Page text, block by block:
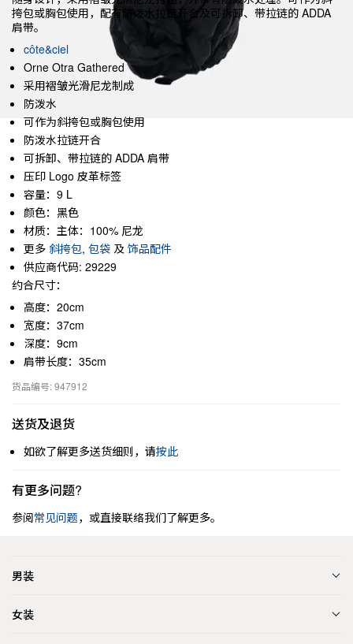
挎包或胸包使用，配有防泼水拉链开合及可拆卸、带拉链的 ADDA
肩带。
côte&ciel
Orne Otra Gathered
采用褶皱光滑尼龙制成
防泼水
可作为斜挎包或胸包使用
防泼水拉链开合
可拆卸、带拉链的 ADDA 肩带
压印 Logo 皮革标签
容量：9 L
颜色：黑色
材质：主体：100% 尼龙
更多 斜挎包, 包袋 及 饰品配件
供应商代码: 29229
约合尺寸：
高度：20cm
宽度：37cm
深度：9cm
肩带长度：35cm
货品编号: 947912
送货及退货
如欲了解更多送货细则，请按此
有更多问题?
参阅常见问题，或直接联络我们了解更多。
男装
女装